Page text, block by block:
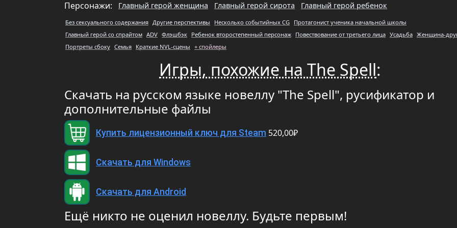
Персонажи: Главный герой женщина Главный герой сирота Главный герой ребенок
Без сексуального содержания Другие перспективы Несколько событийных CG Протагонист ученика начальной школы
Главный герой со спрайтом ADV Флэшбэк Ребенок второстепенный персонаж Повествование от третьего лица Усадьба Женщина-
Портреты сбоку Семья Краткие NVL-сцены + спойлеры
Игры, похожие на The Spell:
Скачать на русском языке новеллу "The Spell", русификатор и
дополнительные файлы
Купить лицензионный ключ для Steam 520,00₽
Скачать для Windows
Скачать для Android
Ещё никто не оценил новеллу. Будьте первым!